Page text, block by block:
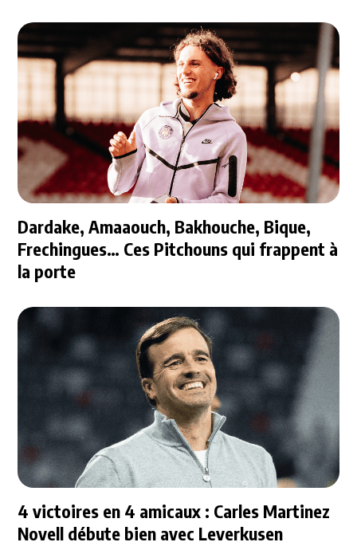
Dardake, Amaaouch, Bakhouche, Bique,
Frechingues… Ces Pitchouns qui frappent à
la porte
4 victoires en 4 amicaux : Carles Martinez
Novell débute bien avec Leverkusen